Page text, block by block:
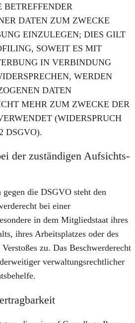
DATEN ZUM ZWECKE
EINZULEGEN; DIES GILT
SOWEIT ES MIT
IN VERBINDUNG
WERDEN
DATEN
MEHR ZUM ZWECKE DER
(WIDERSPRUCH
DSGVO).
der zuständigen Aufsichts­
die DSGVO steht den
bei einer
in dem Mitgliedstaat ihres
ihres Arbeitsplatzes oder des
zu. Das Beschwerderecht
verwaltungsrechtlicher